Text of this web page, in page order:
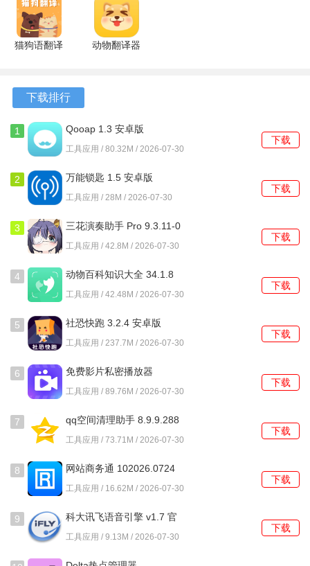
版
猫狗语翻译
动物翻译器
下载排行
1 Qooap 1.3 安卓版
工具应用 / 80.32M / 2026-07-30
下载
2 万能锁匙 1.5 安卓版
工具应用 / 28M / 2026-07-30
下载
3
三花演奏助手 Pro 9.3.11-0
安卓版
工具应用 / 42.8M / 2026-07-30
下载
4
动物百科知识大全 34.1.8
安卓版
工具应用 / 42.48M / 2026-07-30
下载
5 社恐快跑 3.2.4 安卓版
工具应用 / 237.7M / 2026-07-30
下载
6
免费影片私密播放器
1.0.10.1001 安卓版
工具应用 / 89.76M / 2026-07-30
下载
7
qq空间清理助手 8.9.9.288
最新版
工具应用 / 73.71M / 2026-07-30
下载
8
网站商务通 102026.0724
安卓版
工具应用 / 16.62M / 2026-07-30
下载
9
科大讯飞语音引擎 v1.7 官
方版
工具应用 / 9.13M / 2026-07-30
下载